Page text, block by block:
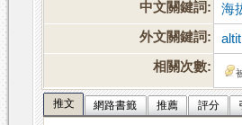
中文關鍵詞: 海
外文關鍵詞:
相關次數:
推文 網路書籤 推薦 評分